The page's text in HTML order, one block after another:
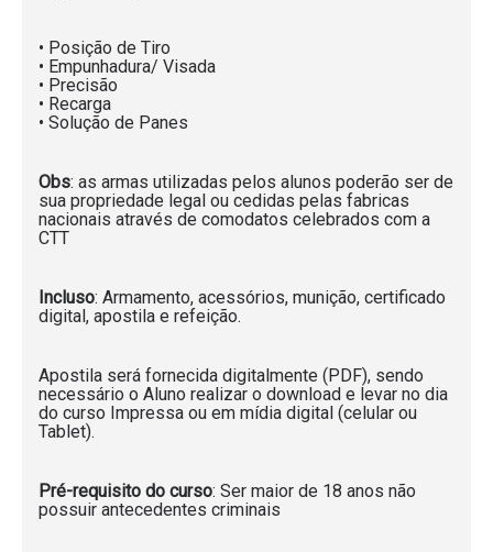
• Posição de Tiro
• Empunhadura/ Visada
• Precisão
• Recarga
• Solução de Panes
Obs: as armas utilizadas pelos alunos poderão ser de
sua propriedade legal ou cedidas pelas fabricas
nacionais através de comodatos celebrados com a
CTT
Incluso: Armamento, acessórios, munição, certificado
digital, apostila e refeição.
Apostila será fornecida digitalmente (PDF), sendo
necessário o Aluno realizar o download e levar no dia
do curso Impressa ou em mídia digital (celular ou
Tablet).
Pré-requisito do curso: Ser maior de 18 anos não
possuir antecedentes criminais